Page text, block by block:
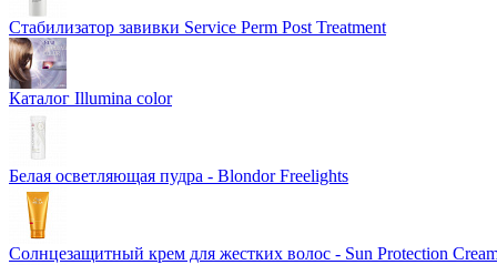
Стабилизатор завивки Service Perm Post Treatment
Каталог Illumina color
Белая осветляющая пудра - Blondor Freelights
Солнцезащитный крем для жестких волос - Sun Protection